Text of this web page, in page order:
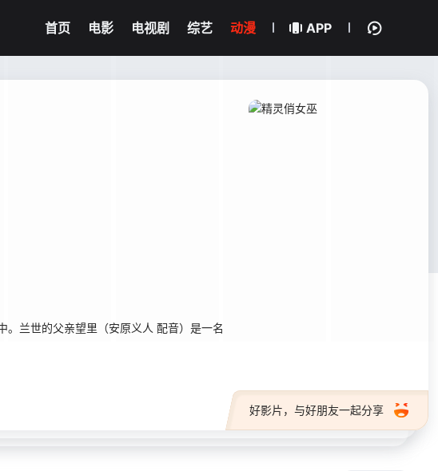
首页 电影 电视剧 综艺 动漫 APP
兰世的父亲望里（安原义人 配音）是一名
好影片，与好朋友一起分享